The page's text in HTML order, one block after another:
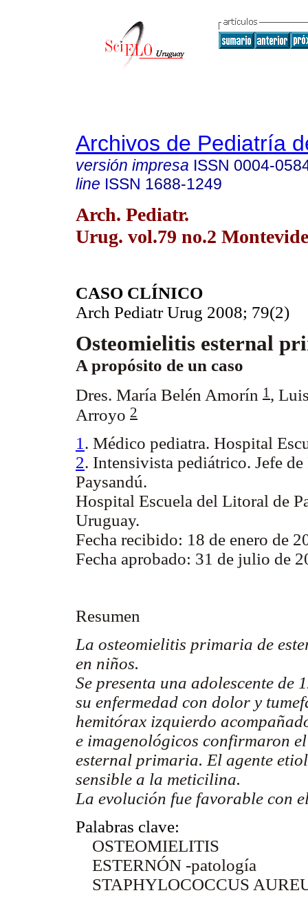
Archivos de Pediatría
versión impresa ISSN 0004-
line ISSN 1688-1249
Arch. Pediatr.
Urug. vol.79 no.2
CASO CLÍNICO
Arch Pediatr Urug 2008; 79(2)
Osteomielitis esternal
A propósito de un caso
Dres. María Belén Amorín 1 ,
Arroyo 2
1 . Médico pediatra. Hospital
2. Intensivista pediátrico. Jefe
Paysandú.
Hospital Escuela del Litoral de
Uruguay.
Fecha recibido: 18 de enero de
Fecha aprobado: 31 de julio de
Resumen
La osteomielitis primaria de
en niños.
Se presenta una adolescente de
su enfermedad con dolor y
hemitórax izquierdo
e imagenológicos confirmaron
esternal primaria. El agente
sensible a la meticilina.
La evolución fue favorable con
Palabras clave:
OSTEOMIELITIS
ESTERNÓN -patología
STAPHYLOCOCCUS